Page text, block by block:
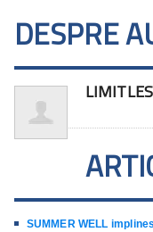
DESPRE
SUMMER WELL